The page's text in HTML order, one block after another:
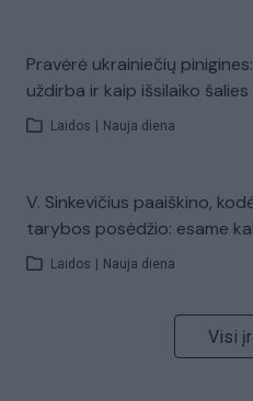
Pravėrė ukrainiečių
uždirba ir kaip išsilaiko
Laidos Nauja diena
V. Sinkevičius paaiškino,
tarybos posėdžio: esame
Laidos Nauja diena
Visi